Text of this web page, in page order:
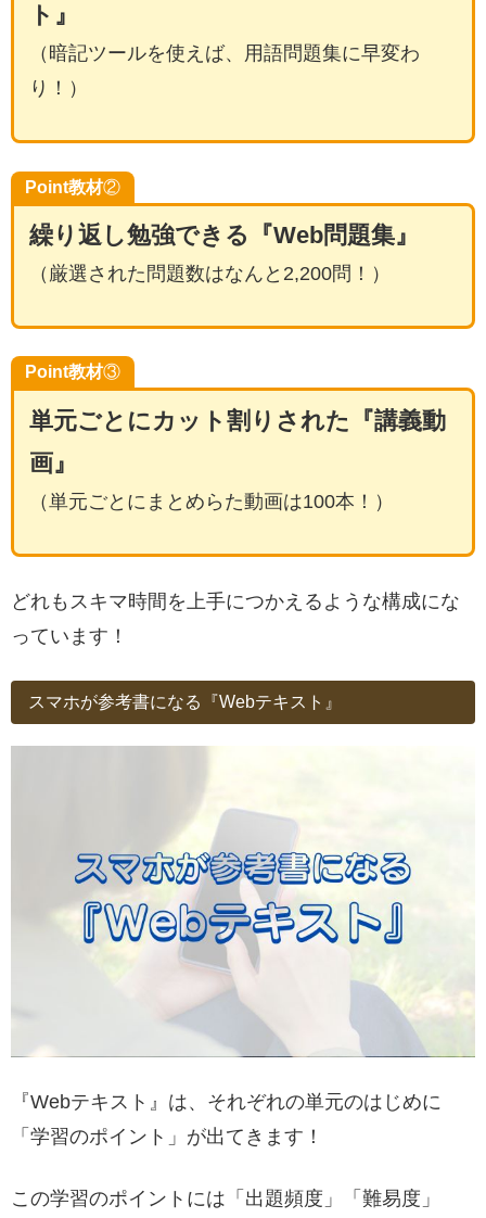
ト』
（暗記ツールを使えば、用語問題集に早変わ
り！）
Point教材②
繰り返し勉強できる『Web問題集』
（厳選された問題数はなんと2,200問！）
Point教材③
単元ごとにカット割りされた『講義動
画』
（単元ごとにまとめらた動画は100本！）
どれもスキマ時間を上手につかえるような構成にな
っています！
スマホが参考書になる『Webテキスト』
『Webテキスト』は、それぞれの単元のはじめに
「学習のポイント」が出てきます！
この学習のポイントには「出題頻度」「難易度」